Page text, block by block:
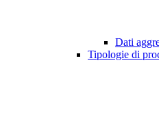
Dati
Tipologie di